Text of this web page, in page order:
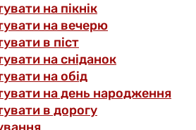
на пікнік
на вечерю
в піст
на сніданок
на обід
на день народження
в дорогу